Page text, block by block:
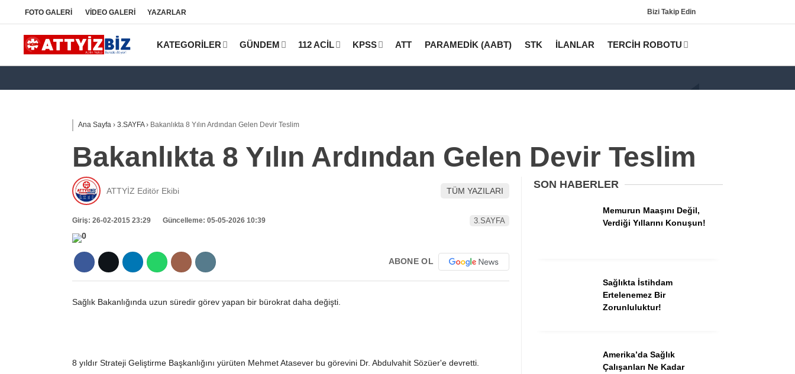
KPSS
Tercih Robotu (Lise)
FOTO GALERİ VİDEO GALERİ YAZARLAR Bizi Takip Edin
KATEGORİLER GÜNDEM 112 ACİL KPSS ATT PARAMEDİK (AABT) STK İLANLAR TERCİH ROBOTU
Ana Sayfa › 3.SAYFA› Bakanlıkta 8 Yılın Ardından Gelen Devir Teslim
Bakanlıkta 8 Yılın Ardından Gelen Devir Teslim
ATTYİZ Editör Ekibi TÜM YAZILARI
Giriş: 26-02-2015 23:29 Güncelleme: 05-05-2026 10:39 3.SAYFA
ABONE OL
Sağlık Bakanlığında uzun süredir görev yapan bir bürokrat daha değişti.
8 yıldır Strateji Geliştirme Başkanlığını yürüten Mehmet Atasever bu görevini Dr. Abdulvahit Sözüer'e devretti.
SON HABERLER
Memurun Maaşını Değil,
Verdiği Yıllarını Konuşun!
Sağlıkta İstihdam
Ertelenemez Bir
Zorunluluktur!
Amerika’da Sağlık
Çalışanları Ne Kadar